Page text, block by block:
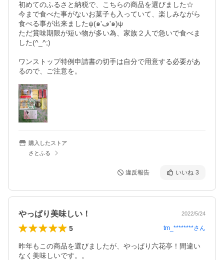
初めてのふるさと納税で、こちらの商品を選びました☆
今まで食べた事がないお菓子も入っていて、楽しみながら
食べる事が出来ましたψ(๑'ڡ'๑)ψ
ただ賞味期限が短い物が多い為、家族２人で急いで食べま
した(^_^;)
ワンストップ特例申請書の切手は自分で用意する必要があ
るので、ご注意を。
購入したストア
さとふる
違反報告 いいね 3
やっぱり美味しい！ 2022/5/24
5 tm_********さん
昨年もこの商品を選びましたが、やっぱり六花亭！間違い
なく美味しいです。。